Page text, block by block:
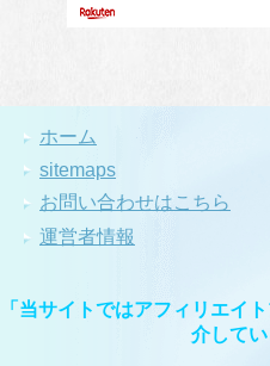
ホーム
sitemaps
お問い合わせはこちら
運営者情報
「当サイトではアフィリエイ
介してい